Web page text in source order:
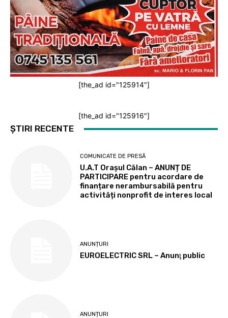
[the_ad id="125914"]
[the_ad id="125916"]
ȘTIRI RECENTE
COMUNICATE DE PRESĂ
U.A.T Orașul Călan – ANUNȚ DE
PARTICIPARE pentru acordare de
finanțare nerambursabilă pentru
activități nonprofit de interes local
ANUNȚURI
EUROELECTRIC SRL – Anunţ public
ANUNȚURI